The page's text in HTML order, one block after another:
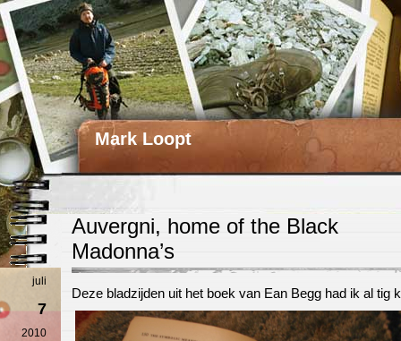
Mark Loopt
Auvergni, home of the Black
Madonna’s
juli
7
2010
Deze bladzijden uit het boek van Ean Begg had ik al tig